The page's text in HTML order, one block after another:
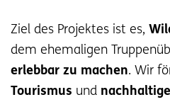
Ziel des Projektes ist es,
dem ehemaligen
erlebbar zu machen. Wir
Tourismus und